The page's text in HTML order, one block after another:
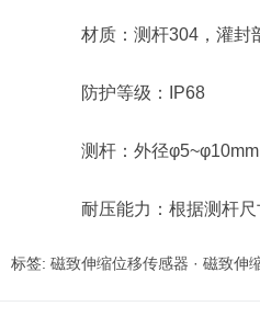
材质：测杆304，灌封部
防护等级：IP68
测杆：外径φ5~φ10mm
耐压能力：根据测杆尺
标签: 磁致伸缩位移传感器 · 磁致伸